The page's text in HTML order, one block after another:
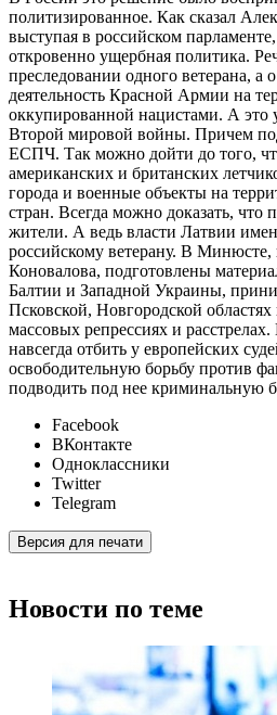
политизированное. Как сказал
выступая в российском
откровенно ущербная политика.
преследовании одного ветерана, а
деятельность Красной Армии на
оккупированной нацистами. А это
Второй мировой войны. Причем
ЕСПЧ. Так можно дойти до того,
американских и британских
города и военные объекты на
стран. Всегда можно доказать,
жители. А ведь власти Латвии
российскому ветерану. В Минюсте,
Коновалова, подготовлены
Балтии и Западной Украины,
Псковской, Новгородской
массовых репрессиях и
навсегда отбить у европейских
освободительную борьбу против
подводить под нее криминальную
Facebook
ВКонтакте
Одноклассники
Twitter
Telegram
Версия для печати
Новости по теме